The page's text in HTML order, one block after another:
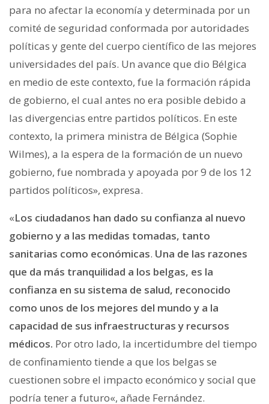
para no afectar la economía y determinada por un
comité de seguridad conformada por autoridades
políticas y gente del cuerpo científico de las mejores
universidades del país. Un avance que dio Bélgica
en medio de este contexto, fue la formación rápida
de gobierno, el cual antes no era posible debido a
las divergencias entre partidos políticos. En este
contexto, la primera ministra de Bélgica (Sophie
Wilmes), a la espera de la formación de un nuevo
gobierno, fue nombrada y apoyada por 9 de los 12
partidos políticos», expresa.
«Los ciudadanos han dado su confianza al nuevo
gobierno y a las medidas tomadas, tanto
sanitarias como económicas. Una de las razones
que da más tranquilidad a los belgas, es la
confianza en su sistema de salud, reconocido
como unos de los mejores del mundo y a la
capacidad de sus infraestructuras y recursos
médicos. Por otro lado, la incertidumbre del tiempo
de confinamiento tiende a que los belgas se
cuestionen sobre el impacto económico y social que
podría tener a futuro«, añade Fernández.